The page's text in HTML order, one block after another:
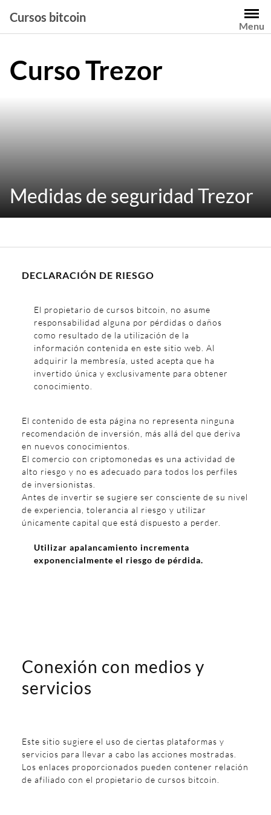
contenido
Cursos bitcoin
Menu
Curso Trezor
Medidas de seguridad Trezor
DECLARACIÓN DE RIESGO
El propietario de cursos bitcoin, no asume
responsabilidad alguna por pérdidas o daños
como resultado de la utilización de la
información contenida en este sitio web. Al
adquirir la membresía, usted acepta que ha
invertido única y exclusivamente para obtener
conocimiento.
El contenido de esta página no representa ninguna
recomendación de inversión, más allá del que deriva
en nuevos conocimientos.
El comercio con criptomonedas es una actividad de
alto riesgo y no es adecuado para todos los perfiles
de inversionistas.
Antes de invertir se sugiere ser consciente de su nivel
de experiencia, tolerancia al riesgo y utilizar
únicamente capital que está dispuesto a perder.
Utilizar apalancamiento incrementa
exponencialmente el riesgo de pérdida.
Conexión con medios y
servicios
Este sitio sugiere el uso de ciertas plataformas y
servicios para llevar a cabo las acciones mostradas.
Los enlaces proporcionados pueden contener relación
de afiliado con el propietario de cursos bitcoin.